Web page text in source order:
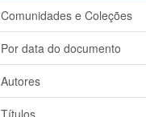
Comunidades e Coleções
Por data do documento
Autores
Títulos